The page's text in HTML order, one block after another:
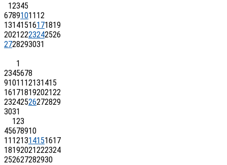
12345
6789101112
13141516171819
20212223242526
2728293031
1
2345678
9101112131415
16171819202122
23242526272829
3031
123
45678910
11121314151617
18192021222324
252627282930